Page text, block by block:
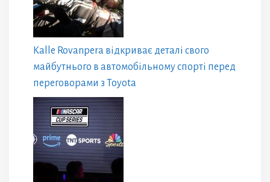
Kalle Rovanpera відкриває деталі свого
майбутнього в автомобільному спорті перед
переговорами з Toyota